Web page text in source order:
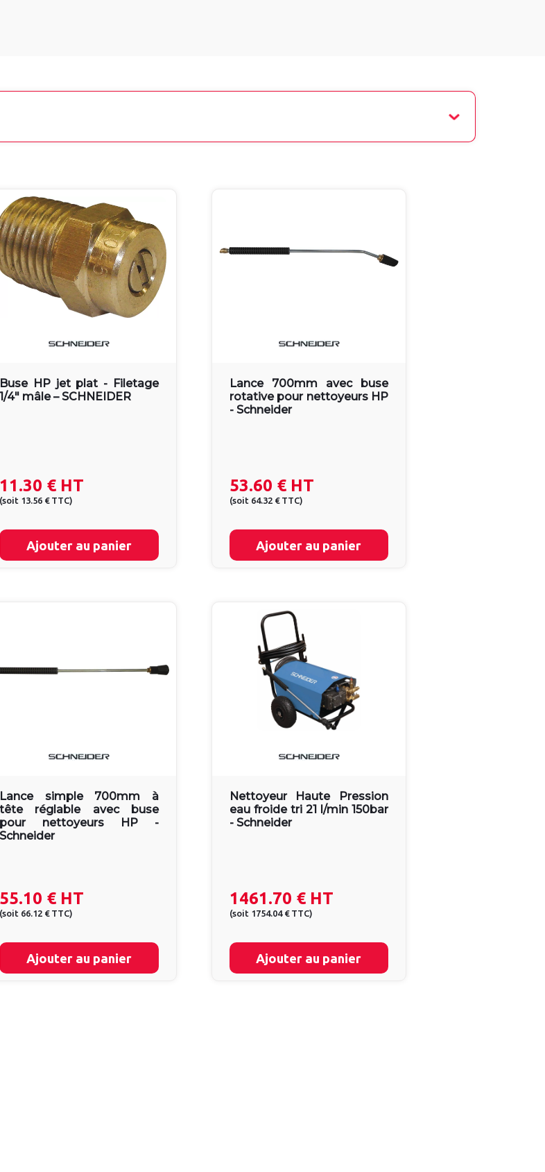
Buse HP jet plat - Filetage
1/4" mâle – SCHNEIDER
11.30 € HT
(soit 13.56 € TTC)
Ajouter au panier
Lance 700mm avec buse
rotative pour nettoyeurs HP
- Schneider
53.60 €HT
(soit 64.32 € TTC)
Ajouter au panier
Lance simple 700mm à
tête réglable avec buse
pour nettoyeurs HP -
Schneider
55.10 € HT
(soit 66.12 € TTC)
Ajouter au panier
Nettoyeur Haute Pression
eau froide tri 21 l/min 150bar
- Schneider
1461.70 €HT
(soit 1754.04 € TTC)
Ajouter au panier